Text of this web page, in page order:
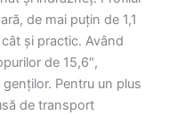
de mai puțin de 1,1
și practic. Având
de 15,6″,
Pentru un plus
de transport